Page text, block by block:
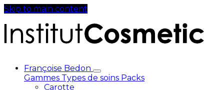
Skip to main content
Françoise Bedon
Gammes Types de soins Packs
Carotte